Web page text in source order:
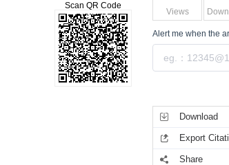
Scan QR Code
Views
Alert me when the
Download
Export
Share